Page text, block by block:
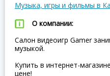
Музыка, игры и фильмы в
О компании:
Салон видеоигр Gamer
музыкой.
Купить в интернет-
цене!